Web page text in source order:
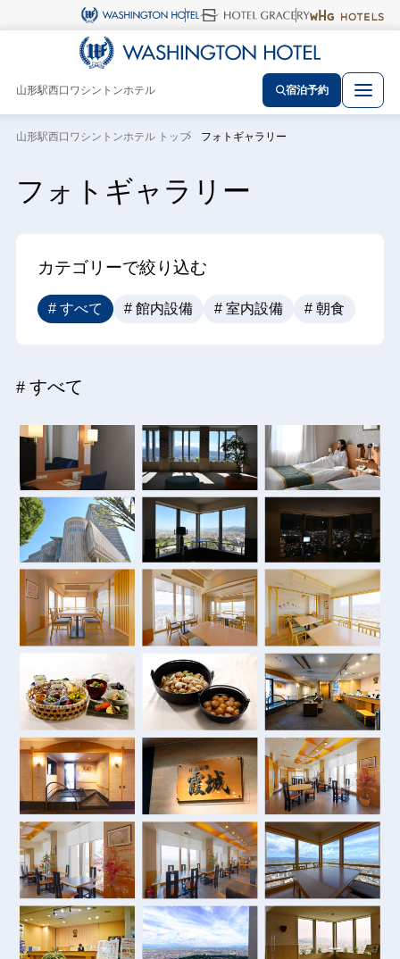
山形駅西口ワシントンホテル 宿泊予約
山形駅西口ワシントンホテル トップ フォトギャラリー
フォトギャラリー
カテゴリーで絞り込む
# すべて # 館内設備 # 室内設備 # 朝食
# すべて